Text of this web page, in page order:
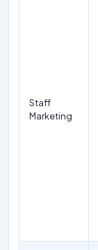
Staff
Marketing